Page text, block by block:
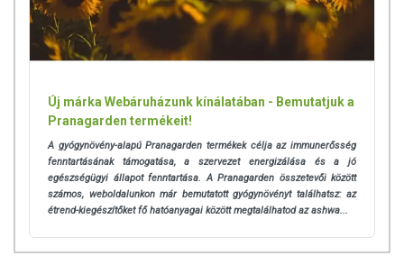
Új márka Webáruházunk kínálatában - Bemutatjuk a
Pranagarden termékeit!
A gyógynövény-alapú Pranagarden termékek célja az immunerősség
fenntartásának támogatása, a szervezet energizálása és a jó
egészségügyi állapot fenntartása. A Pranagarden összetevői között
számos, weboldalunkon már bemutatott gyógynövényt találhatsz: az
étrend-kiegészítőket fő hatóanyagai között megtalálhatod az ashwa...